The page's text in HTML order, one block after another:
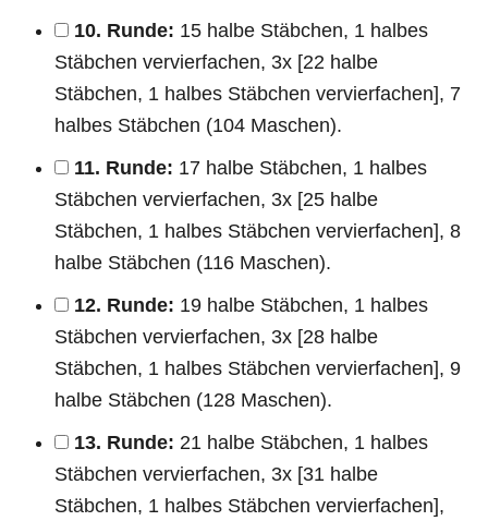
10. Runde: 15 halbe Stäbchen, 1 halbes
Stäbchen vervierfachen, 3x [22 halbe
Stäbchen, 1 halbes Stäbchen vervierfachen], 7
halbes Stäbchen (104 Maschen).
11. Runde: 17 halbe Stäbchen, 1 halbes
Stäbchen vervierfachen, 3x [25 halbe
Stäbchen, 1 halbes Stäbchen vervierfachen], 8
halbe Stäbchen (116 Maschen).
12. Runde: 19 halbe Stäbchen, 1 halbes
Stäbchen vervierfachen, 3x [28 halbe
Stäbchen, 1 halbes Stäbchen vervierfachen], 9
halbe Stäbchen (128 Maschen).
13. Runde: 21 halbe Stäbchen, 1 halbes
Stäbchen vervierfachen, 3x [31 halbe
Stäbchen, 1 halbes Stäbchen vervierfachen],